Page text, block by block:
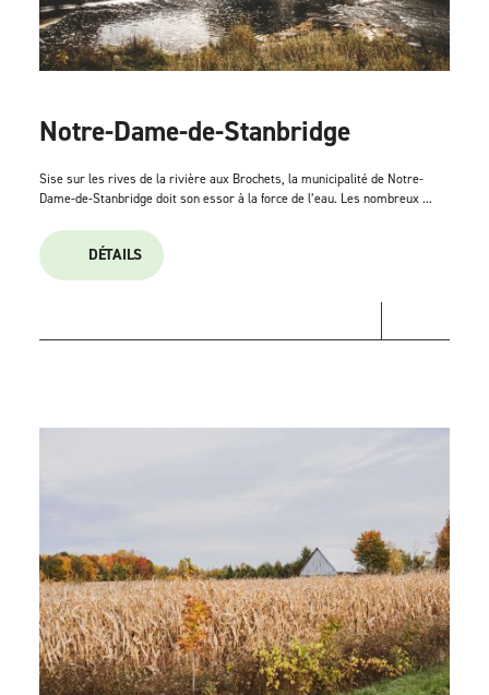
Notre-Dame-de-Stanbridge
Sise sur les rives de la rivière aux Brochets, la municipalité de Notre-
Dame-de-Stanbridge doit son essor à la force de l’eau. Les nombreux ...
DÉTAILS